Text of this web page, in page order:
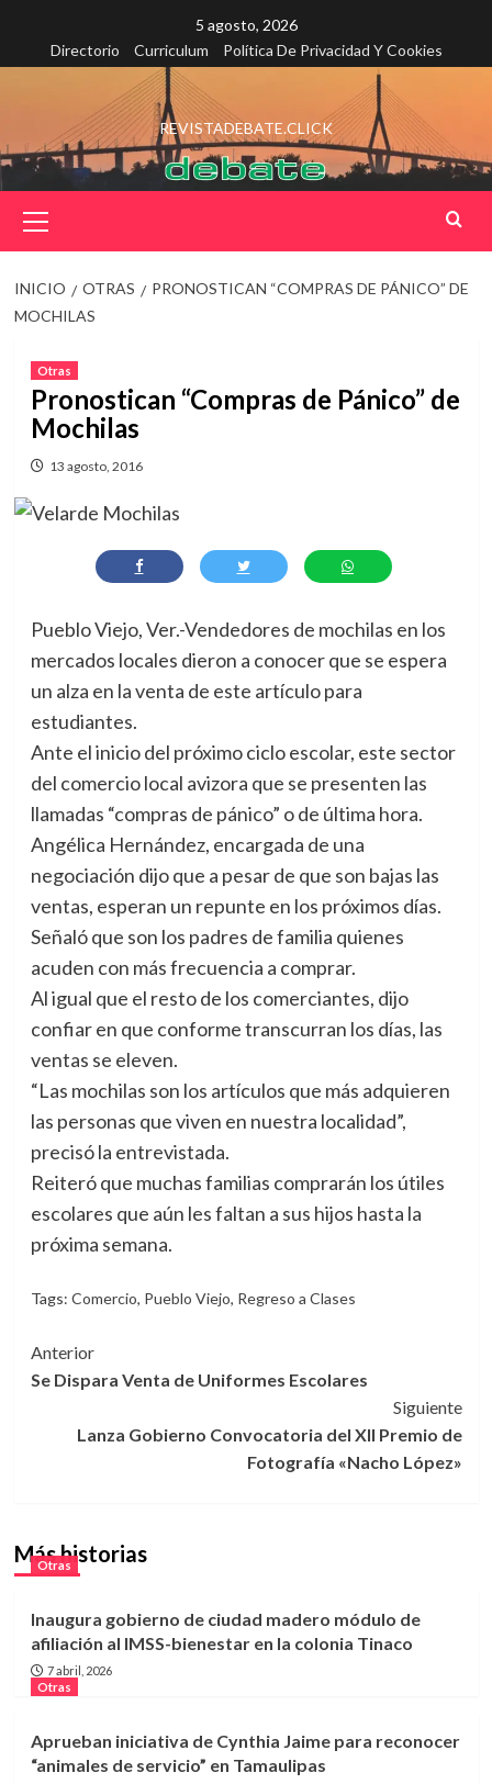
contenido
5 agosto, 2026
Directorio
Curriculum Política De Privacidad Y Cookies
REVISTADEBATE.CLICK
principal
INICIO OTRAS
PRONOSTICAN “COMPRAS DE PÁNICO” DE
MOCHILAS
Otras
Pronostican “Compras de Pánico” de
Mochilas
13 agosto, 2016
Pueblo Viejo, Ver.-Vendedores de mochilas en los
mercados locales dieron a conocer que se espera
un alza en la venta de este artículo para
estudiantes.
Ante el inicio del próximo ciclo escolar, este sector
del comercio local avizora que se presenten las
llamadas “compras de pánico” o de última hora.
Angélica Hernández, encargada de una
negociación dijo que a pesar de que son bajas las
ventas, esperan un repunte en los próximos días.
Señaló que son los padres de familia quienes
acuden con más frecuencia a comprar.
Al igual que el resto de los comerciantes, dijo
confiar en que conforme transcurran los días, las
ventas se eleven.
“Las mochilas son los artículos que más adquieren
las personas que viven en nuestra localidad”,
precisó la entrevistada.
Reiteró que muchas familias comprarán los útiles
escolares que aún les faltan a sus hijos hasta la
próxima semana.
Tags: Comercio, Pueblo Viejo, Regreso a Clases
Navegación
de
entradas
Anterior
Se Dispara Venta de Uniformes Escolares
Siguiente
Lanza Gobierno Convocatoria del XII Premio de
Fotografía «Nacho López»
Más historias
Otras
Inaugura gobierno de ciudad madero módulo de
afiliación al IMSS-bienestar en la colonia Tinaco
7 abril, 2026
Otras
Aprueban iniciativa de Cynthia Jaime para reconocer
“animales de servicio” en Tamaulipas